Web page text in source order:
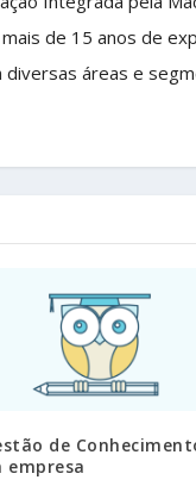
de 15 anos de
áreas e
de
empresa